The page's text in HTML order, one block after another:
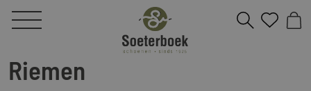
Riemen